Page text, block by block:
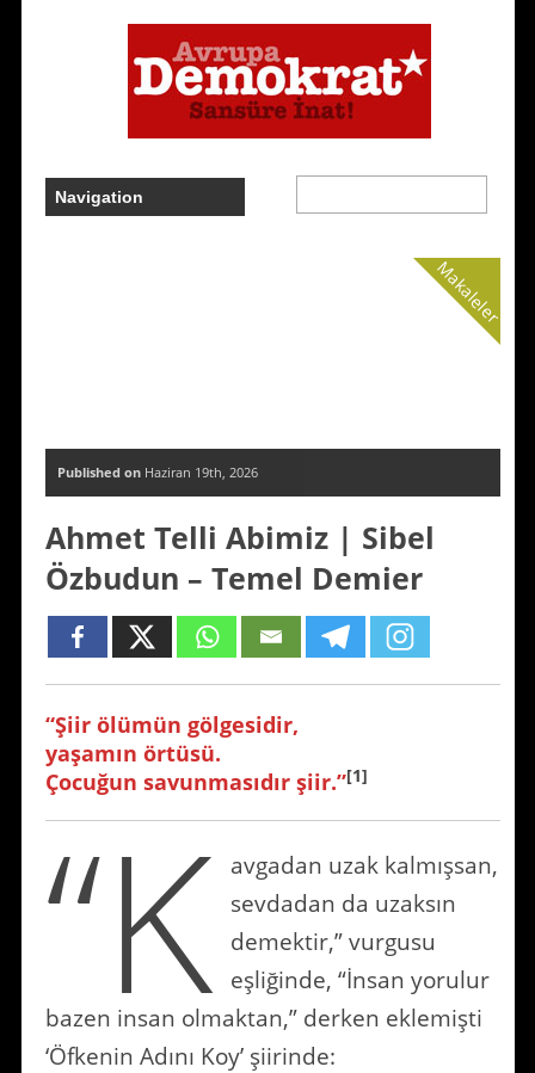
Makaleler
Published onHaziran 19th, 2026
Ahmet Telli Abimiz | Sibel
Özbudun – Temel Demier
“Şiir ölümün gölgesidir,
yaşamın örtüsü.
Çocuğun savunmasıdır şiir.”[1]
“K
avgadan uzak kalmışsan,
sevdadan da uzaksın
demektir,” vurgusu
eşliğinde, “İnsan yorulur
bazen insan olmaktan,” derken eklemişti
‘Öfkenin Adını Koy’ şiirinde: